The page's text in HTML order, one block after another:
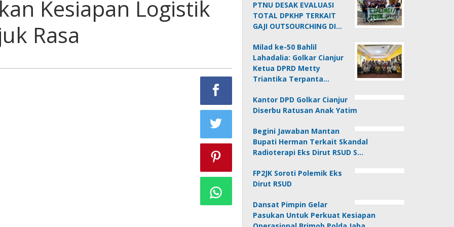
Kesiapan Logistik
Rasa
PTNU DESAK EVALUASI
TOTAL DPKHP TERKAIT
GAJI OUTSOURCHING DI…
Milad ke-50 Bahlil
Lahadalia: Golkar Cianjur
Ketua DPRD Metty
Triantika Terpanta…
Kantor DPD Golkar Cianjur
Diserbu Ratusan Anak Yatim
Begini Jawaban Mantan
Bupati Herman Terkait Skandal
Radioterapi Eks Dirut RSUD S…
FP2JK Soroti Polemik Eks
Dirut RSUD
Dansat Pimpin Gelar
Pasukan Untuk Perkuat Kesiapan